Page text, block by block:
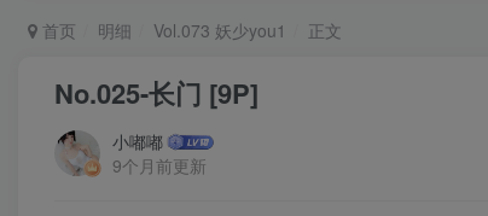
首页 明细 Vol.073 妖少you1 正文
No.025-长门 [9P]
小嘟嘟
9个月前更新